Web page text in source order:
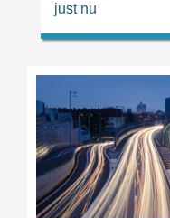
just nu